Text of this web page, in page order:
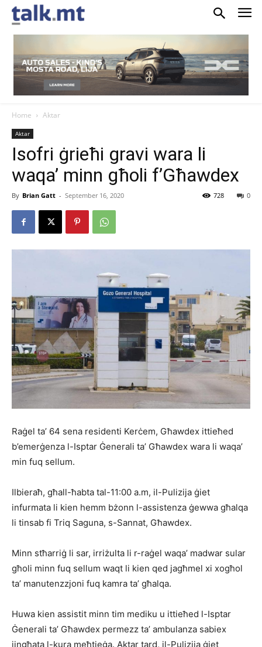
Home Aktar
Aktar
Isofri ġrieħi gravi wara li
waqa’ minn għoli f’Għawdex
By Brian Gatt - September 16, 2020 0
728
Raġel ta’ 64 sena residenti Kerċem, Għawdex ittieħed
b’emerġenza l-Isptar Ġenerali ta’ Għawdex wara li waqa’
min fuq sellum.
Ilbieraħ, għall-ħabta tal-11:00 a.m, il-Pulizija ġiet
infurmata li kien hemm bżonn l-assistenza ġewwa għalqa
li tinsab fi Triq Saguna, s-Sannat, Għawdex.
Minn stħarriġ li sar, irriżulta li r-raġel waqa’ madwar sular
għoli minn fuq sellum waqt li kien qed jagħmel xi xogħol
ta’ manutenzzjoni fuq kamra ta’ għalqa.
Huwa kien assistit minn tim mediku u ittieħed l-Isptar
Ġenerali ta’ Għawdex permezz ta’ ambulanza sabiex
jingħata l-kura meħtieġa. Aktar tard, il-Pulizija ġiet